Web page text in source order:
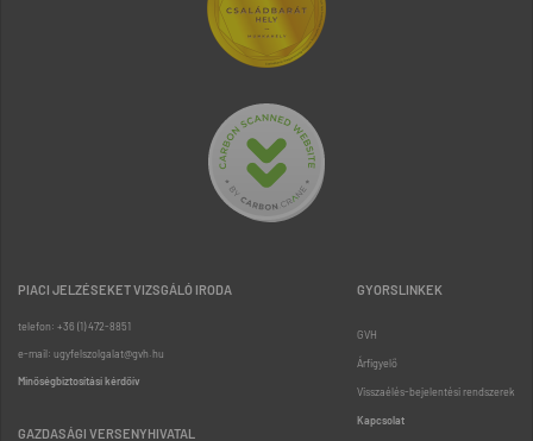
PIACI JELZÉSEKET VIZSGÁLÓ IRODA
telefon: +36 (1) 472-8851
e-mail: ugyfelszolgalat@gvh.hu
Minőségbiztosítási kérdőív
GAZDASÁGI VERSENYHIVATAL
GYORSLINKEK
GVH
Árfigyelő
Visszaélés-bejelentési rendszerek
Kapcsolat